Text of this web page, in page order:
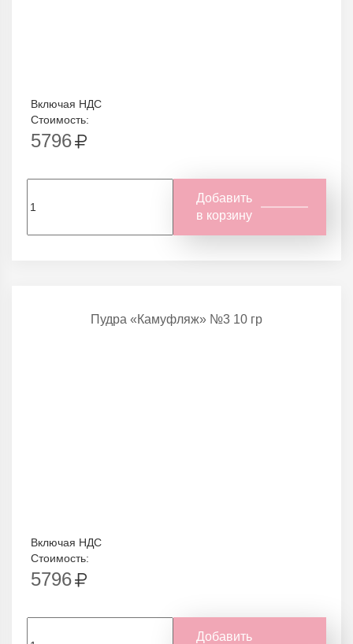
Включая НДС
Стоимость:
5796
Добавить
в корзину
Пудра «Камуфляж» №3 10 гр
Включая НДС
Стоимость:
5796
Добавить